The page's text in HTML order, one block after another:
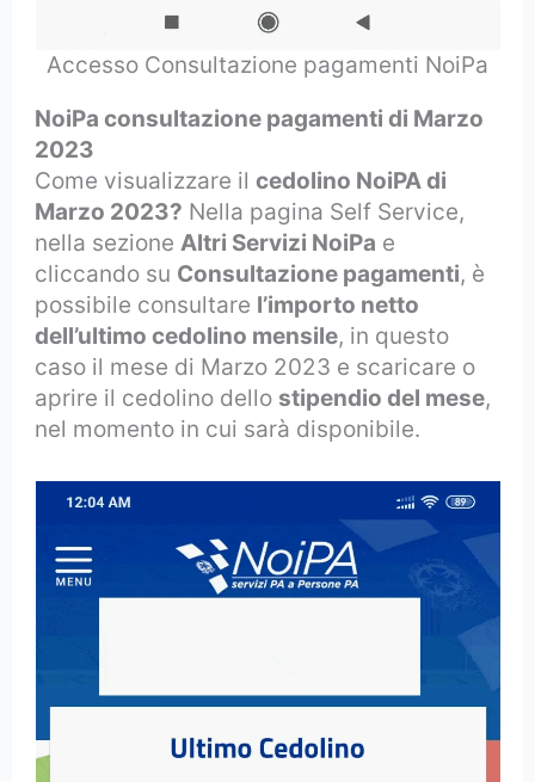
Accesso Consultazione pagamenti NoiPa
NoiPa consultazione pagamenti di Marzo
2023
Come visualizzare ilcedolino NoiPA di
Marzo 2023? Nella pagina Self Service,
nella sezioneAltri Servizi NoiPa e
cliccando su Consultazione pagamenti, è
possibile consultare l’importo netto
dell’ultimo cedolino mensile, in questo
caso il mese di Marzo 2023 e scaricare o
aprire il cedolino dello stipendio del mese,
nel momento in cui sarà disponibile.